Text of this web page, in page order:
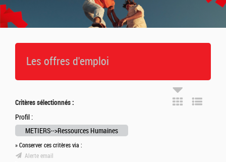
Les offres d'emploi
Critères sélectionnés :
Profil :
METIERS-->Ressources Humaines
» Conserver ces critères via :
Alerte email